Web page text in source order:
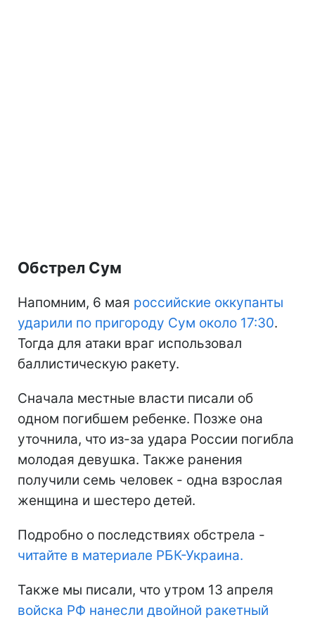
Обстрел Сум
Напомним, 6 мая российские оккупанты
ударили по пригороду Сум около 17:30.
Тогда для атаки враг использовал
баллистическую ракету.
Сначала местные власти писали об
одном погибшем ребенке. Позже она
уточнила, что из-за удара России погибла
молодая девушка. Также ранения
получили семь человек - одна взрослая
женщина и шестеро детей.
Подробно о последствиях обстрела -
читайте в материале РБК-Украина.
Также мы писали, что утром 13 апреля
войска РФ нанесли двойной ракетный